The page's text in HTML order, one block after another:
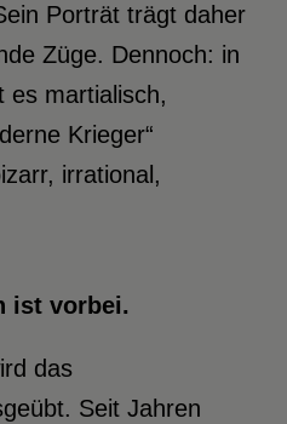
Porträt trägt daher
Züge. Dennoch: in
es martialisch,
Krieger“
irrational,
ist vorbei.
das
Seit Jahren